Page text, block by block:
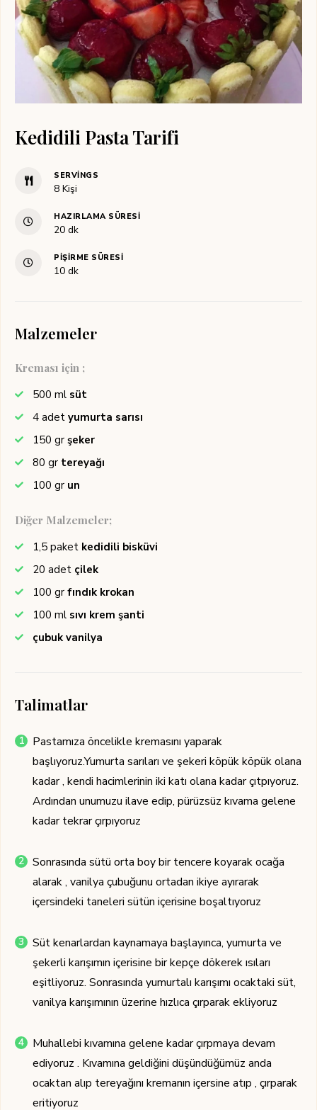
Kedidili Pasta Tarifi
SERVINGS
8 Kişi
HAZIRLAMA SÜRESI
20dakika
dk
PIŞIRME SÜRESI
10dakika
dk
Malzemeler
Kreması için ;
500 ml süt
4 adet yumurta sarısı
150 gr şeker
80 gr tereyağı
100 gr un
Diğer Malzemeler;
1,5 paket kedidili bisküvi
20 adet çilek
100 gr fındık krokan
100 ml sıvı krem şanti
çubuk vanilya
Talimatlar
Pastamıza öncelikle kremasını yaparak
başlıyoruz.Yumurta sarıları ve şekeri köpük köpük olana
kadar , kendi hacimlerinin iki katı olana kadar çıtpıyoruz.
Ardından unumuzu ilave edip, pürüzsüz kıvama gelene
kadar tekrar çırpıyoruz
Sonrasında sütü orta boy bir tencere koyarak ocağa
alarak , vanilya çubuğunu ortadan ikiye ayırarak
içersindeki taneleri sütün içerisine boşaltıyoruz
Süt kenarlardan kaynamaya başlayınca, yumurta ve
şekerli karışımın içerisine bir kepçe dökerek ısıları
eşitliyoruz. Sonrasında yumurtalı karışımı ocaktaki süt,
vanilya karışımının üzerine hızlıca çırparak ekliyoruz
Muhallebi kıvamına gelene kadar çırpmaya devam
ediyoruz . Kıvamına geldiğini düşündüğümüz anda
ocaktan alıp tereyağını kremanın içersine atıp , çırparak
eritiyoruz